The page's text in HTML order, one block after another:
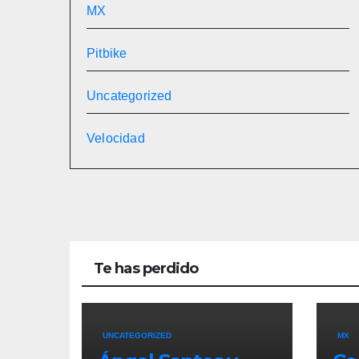
MX
Pitbike
Uncategorized
Velocidad
Te has perdido
UNCATEGORIZED MX